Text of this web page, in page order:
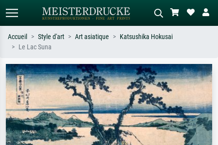
Recherchez par artiste, titre ou style –
ex. Monet, Nuit étoilée,
impressionnisme, vague de Hokusai,
Décrivez la scène – ex. prairie verte,
abstrait avec beaucoup de rouge,
tableau sombre, nu debout près d'un
arbre.
Accueil Style d'art Art asiatique
Katsushika Hokusai
Le Lac Suna